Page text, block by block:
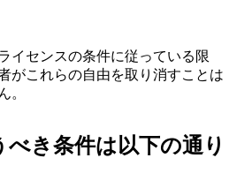
イセンスの条件に従っている限
がこれらの自由を取り消すことは
。
き条件は以下の通り